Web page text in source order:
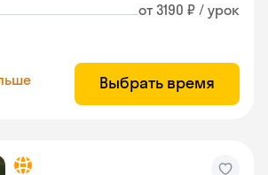
от 3190 ₽ / урок
Выбрать время